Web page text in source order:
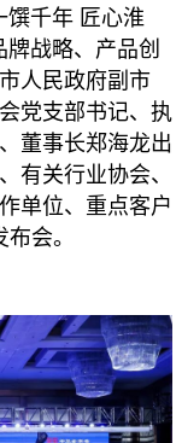
馔千年 匠心淮
战略、产品创
人民政府副市
党支部书记、执
董事长郑海龙出
有关行业协会、
单位、重点客户
会。